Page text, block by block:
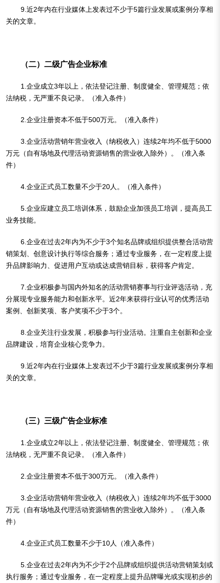
9.近2年内在行业媒体上发表过不少于5篇行业发展或案例分享相
关的文章。
（二）二级广告企业标准
1.企业成立3年以上，依法登记注册、制度健全、管理规范；依
法纳税，无严重不良记录。（准入条件）
2.企业注册资本不低于500万元。（准入条件）
3.企业活动营销年营业收入（纳税收入）连续2年均不低于5000
万元（自有场地及代理活动资源销售的营业收入除外）。（准入条
件）
4.企业正式员工数量不少于20人。（准入条件）
5.企业应建立员工培训体系，鼓励企业加强员工培训，提高员工
业务技能。
6.企业在过去2年内为不少于3个知名品牌或组织提供整合活动营
销策划、创意设计执行等综合服务；通过专业服务，在一定程度上提
升品牌影响力、促进用户互动或达成营销目标，获得客户肯定。
7.企业积极参与国内外知名的活动营销赛事与行业评选活动，充
分展现专业服务能力和创新水平。近2年来获得行业认可的优秀活动
案例、创新奖项、客户奖项不少于3个。
8.企业关注行业发展，积极参与行业活动。注重自主创新和企业
品牌建设，培育企业核心竞争力。
9.近2年内在行业媒体上发表过不少于3篇行业发展或案例分享相
关的文章。
（三）三级广告企业标准
1.企业成立2年以上，依法登记注册、制度健全、管理规范；依
法纳税，无严重不良记录。（准入条件）
2.企业注册资本不低于300万元。（准入条件）
3.企业活动营销年营业收入（纳税收入）连续2年均不低于3000
万元（自有场地及代理活动资源销售的营业收入除外）。（准入条
件）
4.企业正式员工数量不少于10人（准入条件）
5.企业在过去2年内为不少于2个品牌或组织提供活动营销策划或
执行服务；通过专业服务，在一定程度上提升品牌曝光或实现初步的